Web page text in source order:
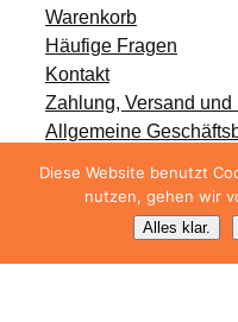
Warenkorb
Häufige Fragen
Kontakt
Zahlung, Versand und
Allgemeine
Datenschutzerklärung
Impressum
Diese Website benutzt
nutzen, gehen wir
Alles klar.